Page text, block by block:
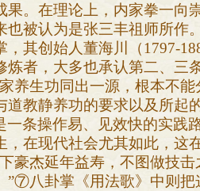
果。在理论上，内家拳一向
也被认为是张三丰祖师所作
，其创始人董海川（1797-
炼者，大多也承认第二、三
养生功同出一源，根本不
教静养功的要求以及所起
一条操作易、见效快的实践
，在现代社会尤其如此，这
豪杰延年益寿，不图做技
”⑦八卦掌《用法歌》中则